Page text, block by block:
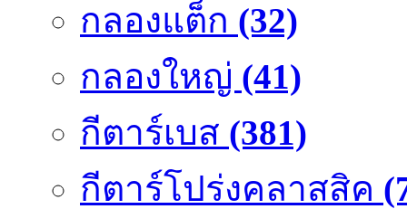
กลองแต็ก (32)
กลองใหญ่ (41)
กีตาร์เบส (381)
กีตาร์โปร่งคลาสสิค